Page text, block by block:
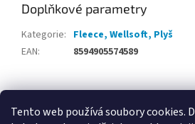
Tento web používá soubory cookies.
Doplňkové parametry
Kategorie: Fleece, Wellsoft, Plyš
EAN: 8594905574589
Z
DITA.cz